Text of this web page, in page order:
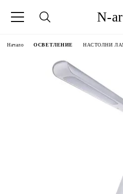
N-
Начало ОСВЕТЛЕНИЕ НАСТОЛНИ